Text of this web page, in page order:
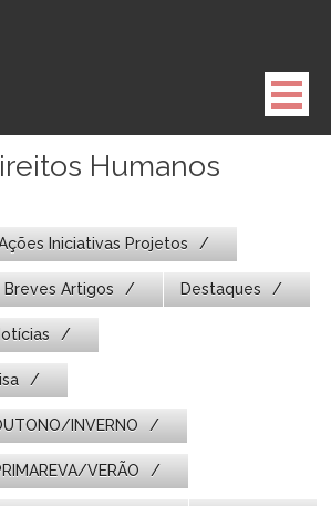
Humanos
Iniciativas Projetos
Breves Artigos Destaques
INVERNO
VERÃO